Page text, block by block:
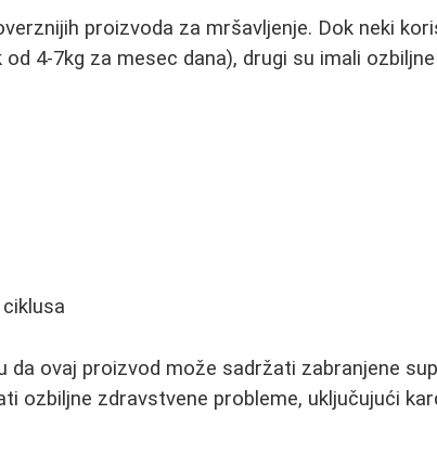
proizvoda za mršavljenje. Dok neki
4-7kg za mesec dana), drugi su imali
da ovaj proizvod može sadržati zabranjene
ozbiljne zdravstvene probleme, uključujući